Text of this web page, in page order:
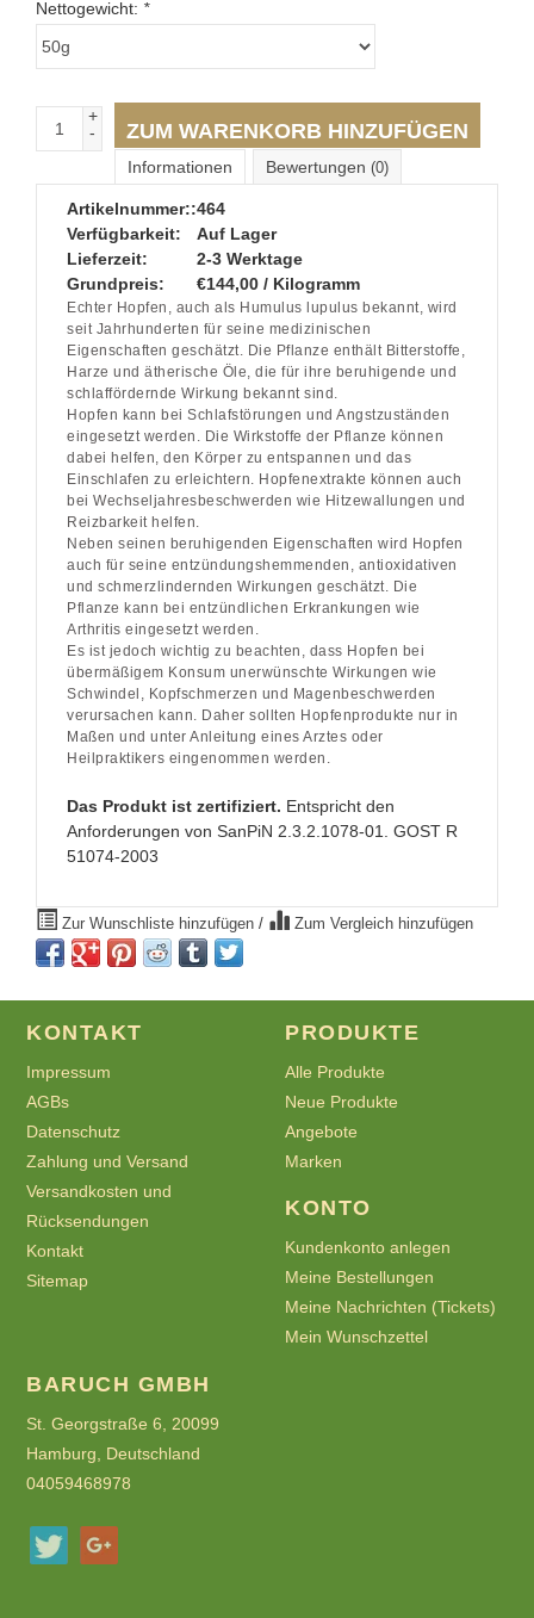
Nettogewicht: *
+
-
ZUM WARENKORB HINZUFÜGEN
Informationen Bewertungen (0)
Artikelnummer::464
Verfügbarkeit:
Auf Lager
Lieferzeit:
2-3 Werktage
Grundpreis:
€144,00 / Kilogramm
Echter Hopfen, auch als Humulus lupulus bekannt, wird
seit Jahrhunderten für seine medizinischen
Eigenschaften geschätzt. Die Pflanze enthält Bitterstoffe,
Harze und ätherische Öle, die für ihre beruhigende und
schlaffördernde Wirkung bekannt sind.
Hopfen kann bei Schlafstörungen und Angstzuständen
eingesetzt werden. Die Wirkstoffe der Pflanze können
dabei helfen, den Körper zu entspannen und das
Einschlafen zu erleichtern. Hopfenextrakte können auch
bei Wechseljahresbeschwerden wie Hitzewallungen und
Reizbarkeit helfen.
Neben seinen beruhigenden Eigenschaften wird Hopfen
auch für seine entzündungshemmenden, antioxidativen
und schmerzlindernden Wirkungen geschätzt. Die
Pflanze kann bei entzündlichen Erkrankungen wie
Arthritis eingesetzt werden.
Es ist jedoch wichtig zu beachten, dass Hopfen bei
übermäßigem Konsum unerwünschte Wirkungen wie
Schwindel, Kopfschmerzen und Magenbeschwerden
verursachen kann. Daher sollten Hopfenprodukte nur in
Maßen und unter Anleitung eines Arztes oder
Heilpraktikers eingenommen werden.
Das Produkt ist zertifiziert. Entspricht den
Anforderungen von SanPiN 2.3.2.1078-01. GOST R
51074-2003
Zur Wunschliste hinzufügen / Zum Vergleich hinzufügen
KONTAKT
Impressum
AGBs
Datenschutz
Zahlung und Versand
Versandkosten und
Rücksendungen
Kontakt
Sitemap
PRODUKTE
Alle Produkte
Neue Produkte
Angebote
Marken
KONTO
Kundenkonto anlegen
Meine Bestellungen
Meine Nachrichten (Tickets)
Mein Wunschzettel
BARUCH GMBH
St. Georgstraße 6, 20099
Hamburg, Deutschland
04059468978